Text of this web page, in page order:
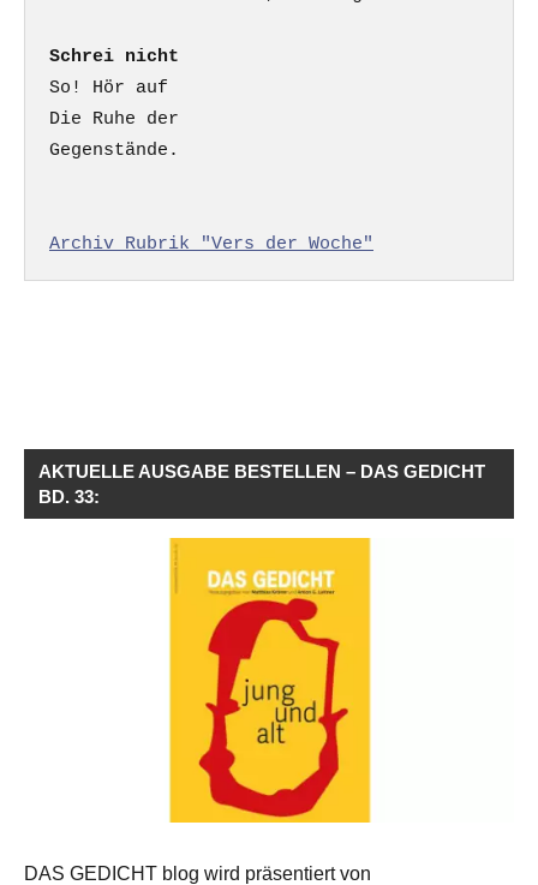
Schrei nicht
So! Hör auf
Die Ruhe der
Gegenstände.
Archiv Rubrik "Vers der Woche"
AKTUELLE AUSGABE BESTELLEN – DAS GEDICHT
BD. 33:
DAS GEDICHT blog wird präsentiert von